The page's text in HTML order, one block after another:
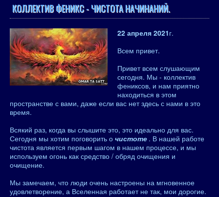
КОЛЛЕКТИВ ФЕНИКС - ЧИСТОТА НАЧИНАНИЙ.
22 апреля 2021г.
Всем привет.
Привет всем слушающим
сегодня. Мы - коллектив
фениксов, и нам приятно
находиться в этом
пространстве с вами, даже если вас нет здесь с нами в это
время.
Всякий раз, когда вы слышите это, это идеально для вас.
Сегодня мы хотим поговорить о чистоте . В нашей работе
чистота является первым шагом в нашем процессе, и мы
используем огонь как средство / обряд очищения и
очищение.
Мы замечаем, что люди очень настроены на мгновенное
удовлетворение, а Вселенная работает не так, мои дорогие.